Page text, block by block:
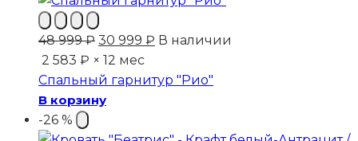
48 999₽ Первоначальная
цена
составляла
48
30 999 ₽ Текущая
30
В наличии
2 583 ₽ × 12 мес
Спальный гарнитур "Рио"
В корзину
-26 %